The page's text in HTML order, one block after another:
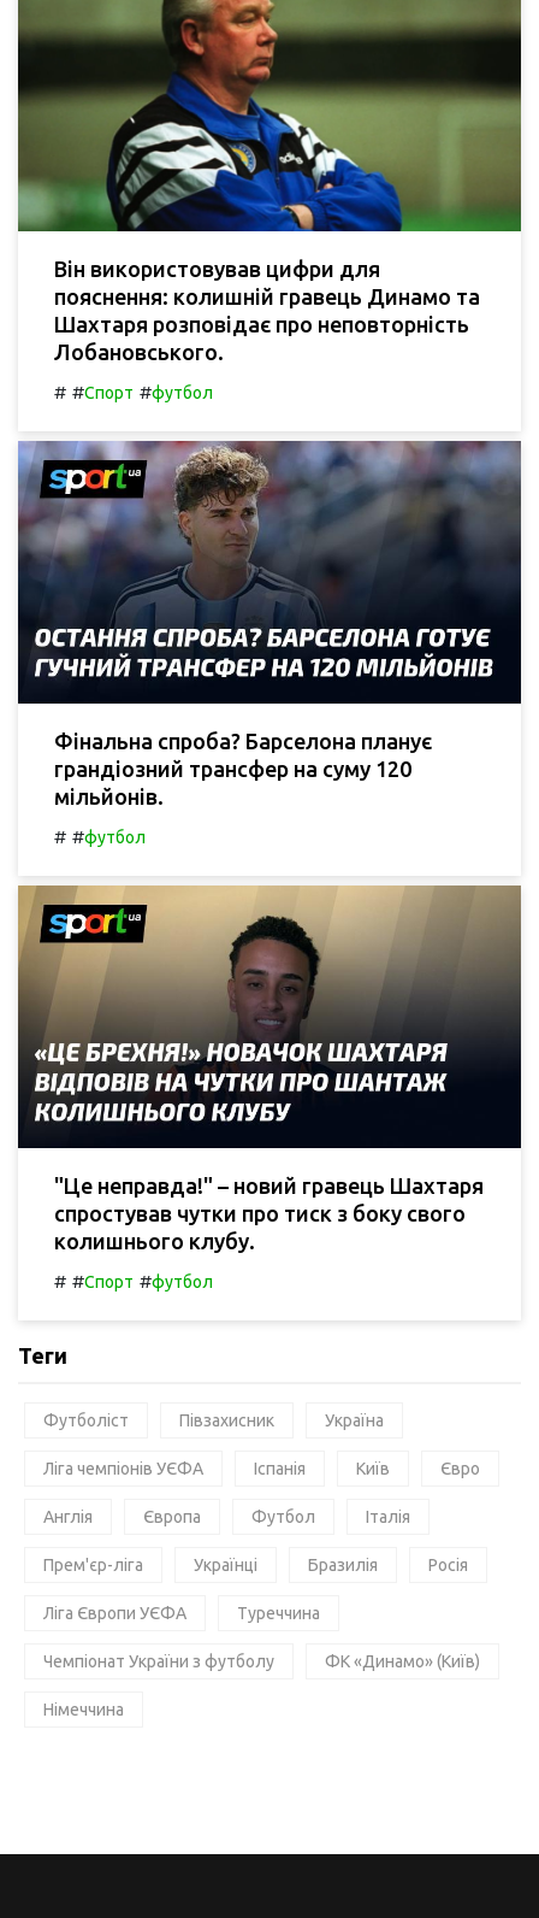
Він використовував цифри для
пояснення: колишній гравець Динамо та
Шахтаря розповідає про неповторність
Лобановського.
# #Спорт #футбол
Фінальна спроба? Барселона планує
грандіозний трансфер на суму 120
мільйонів.
# #футбол
"Це неправда!" – новий гравець Шахтаря
спростував чутки про тиск з боку свого
колишнього клубу.
# #Спорт #футбол
Теги
Футболіст Півзахисник Україна
Ліга чемпіонів УЄФА Іспанія Київ Євро
Англія Європа Футбол Італія
Прем'єр-ліга Українці Бразилія Росія
Ліга Європи УЄФА Туреччина
Чемпіонат України з футболу ФК «Динамо» (Київ)
Німеччина